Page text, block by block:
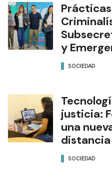
y
SOCIEDAD
justicia:
una
distancia
SOCIEDAD